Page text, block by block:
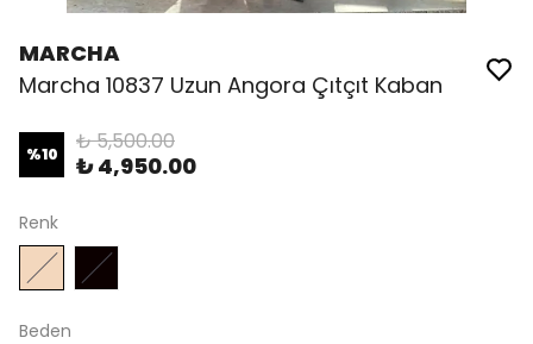
MARCHA
Marcha 10837 Uzun Angora Çıtçıt Kaban
%10 ₺ 5,500.00
₺ 4,950.00
Renk
Beden